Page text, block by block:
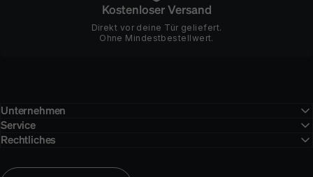
Kostenloser Versand
Direkt vor deine Tür geliefert.
Ohne Mindestbestellwert.
Unternehmen
Service
Rechtliches